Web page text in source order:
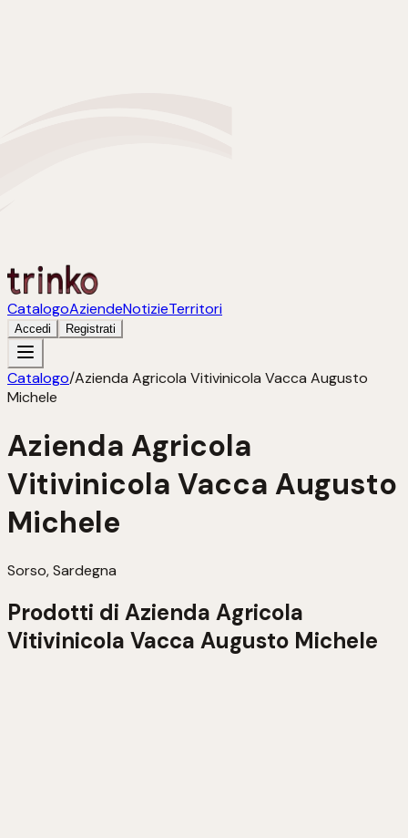
CatalogoAziendeNotizieTerritori
Accedi Registrati
Catalogo/Azienda Agricola Vitivinicola Vacca Augusto
Michele
Azienda Agricola
Vitivinicola Vacca Augusto
Michele
Sorso, Sardegna
Prodotti di Azienda Agricola
Vitivinicola Vacca Augusto Michele